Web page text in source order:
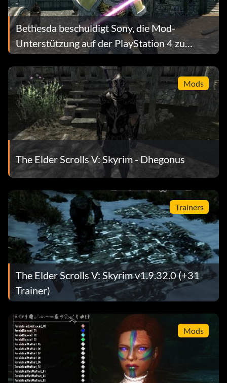
Bethesda beschuldigt Sony, die Mod-
Unterstützung auf der PlayStation 4 zu
verbieten
Mods
The Elder Scrolls V: Skyrim - Dhegonus
Trainers
The Elder Scrolls V: Skyrim v1.9.32.0 (+31
Trainer)
Mods